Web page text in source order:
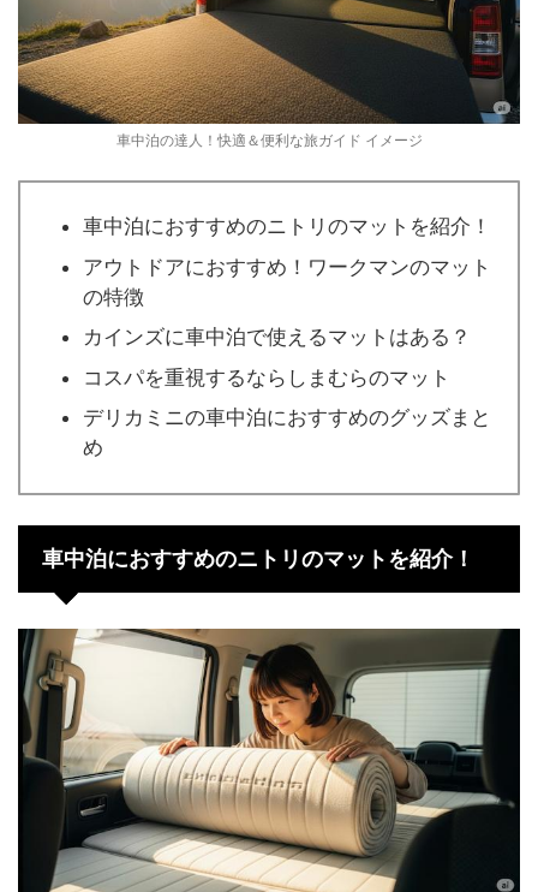
車中泊の達人！快適＆便利な旅ガイド イメージ
車中泊におすすめのニトリのマットを紹介！
アウトドアにおすすめ！ワークマンのマット
の特徴
カインズに車中泊で使えるマットはある？
コスパを重視するならしまむらのマット
デリカミニの車中泊におすすめのグッズまと
め
車中泊におすすめのニトリのマットを紹介！